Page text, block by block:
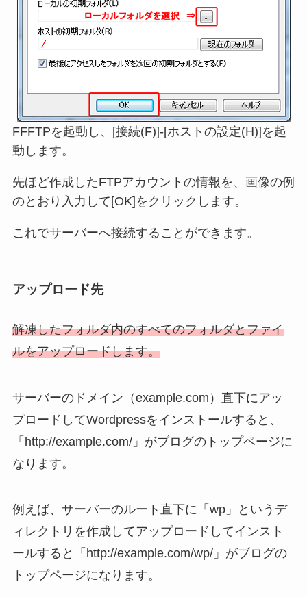
FFFTPを起動し、[接続(F)]-[ホストの設定(H)]を起
動します。
先ほど作成したFTPアカウントの情報を、画像の例
のとおり入力して[OK]をクリックします。
これでサーバーへ接続することができます。
アップロード先
解凍したフォルダ内のすべてのフォルダとファイ
ルをアップロードします。
サーバーのドメイン（example.com）直下にアッ
プロードしてWordpressをインストールすると、
「http://example.com/」がブログのトップページに
なります。
例えば、サーバーのルート直下に「wp」というデ
ィレクトリを作成してアップロードしてインスト
ールすると「http://example.com/wp/」がブログの
トップページになります。